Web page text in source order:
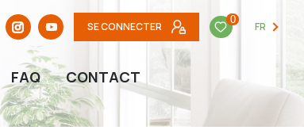
SE CONNECTER
0
FR
FAQ CONTACT